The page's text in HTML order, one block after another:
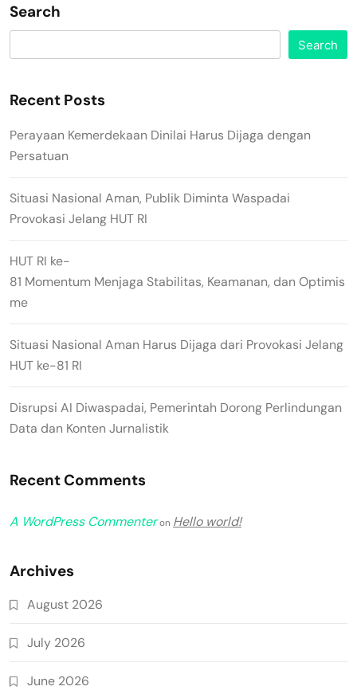
Search
Search
Recent Posts
Perayaan Kemerdekaan Dinilai Harus Dijaga dengan
Persatuan
Situasi Nasional Aman, Publik Diminta Waspadai
Provokasi Jelang HUT RI
HUT RI ke-
81 Momentum Menjaga Stabilitas, Keamanan, dan Optimis
me
Situasi Nasional Aman Harus Dijaga dari Provokasi Jelang
HUT ke-81 RI
Disrupsi AI Diwaspadai, Pemerintah Dorong Perlindungan
Data dan Konten Jurnalistik
Recent Comments
A WordPress Commenteron Hello world!
Archives
August 2026
July 2026
June 2026